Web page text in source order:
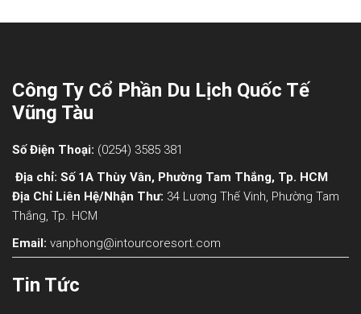
Công Ty Cổ Phần Du Lịch Quốc Tế
Vũng Tàu
Số Điện Thoại: (0254) 3585 381
Địa chỉ: Số 1A Thùy Vân, Phường Tam Thắng, Tp. HCM
Địa Chỉ Liên Hệ/nhận Thư: 34 Lương Thế Vinh, Phường Tam
Thắng, Tp. HCM
Email: vanphong@intourcoresort.com
Tin Tức